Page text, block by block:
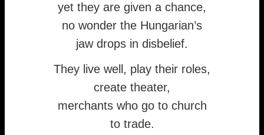
yet they are given a chance,
no wonder the Hungarian’s
jaw drops in disbelief.
They live well, play their roles,
create theater,
merchants who go to church
to trade.